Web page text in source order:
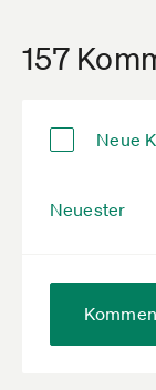
157
Neue
Neuester